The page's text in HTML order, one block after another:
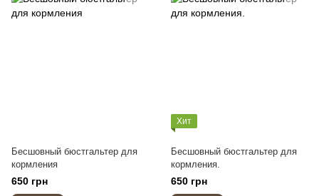
Бесшовный бюстгальтер для
кормления
650 грн
Хит
Бесшовный бюстгальтер для
кормления.
650 грн